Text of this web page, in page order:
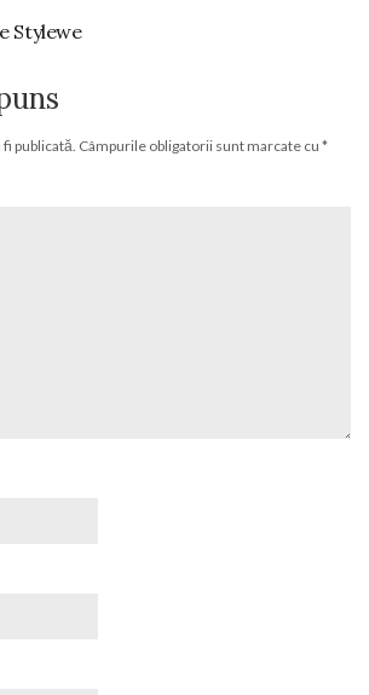
Stylewe
publicată. Câmpurile obligatorii sunt marcate cu *